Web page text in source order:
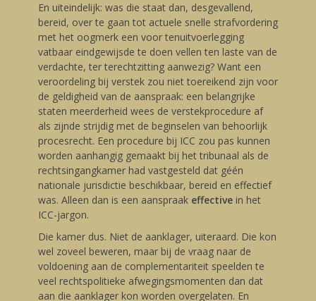
En uiteindelijk: was die staat dan, desgevallend,
bereid, over te gaan tot actuele snelle strafvordering
met het oogmerk een voor tenuitvoerlegging
vatbaar eindgewijsde te doen vellen ten laste van de
verdachte, ter terechtzitting aanwezig? Want een
veroordeling bij verstek zou niet toereikend zijn voor
de geldigheid van de aanspraak: een belangrijke
staten meerderheid wees de verstekprocedure af
als zijnde strijdig met de beginselen van behoorlijk
procesrecht. Een procedure bij ICC zou pas kunnen
worden aanhangig gemaakt bij het tribunaal als de
rechtsingangkamer had vastgesteld dat géén
nationale jurisdictie beschikbaar, bereid en effectief
was. Alleen dan is een aanspraak effective in het
ICC-jargon.
Die kamer dus. Niet de aanklager, uiteraard. Die kon
wel zoveel beweren, maar bij de vraag naar de
voldoening aan de complementariteit speelden te
veel rechtspolitieke afwegingsmomenten dan dat
aan die aanklager kon worden overgelaten. En